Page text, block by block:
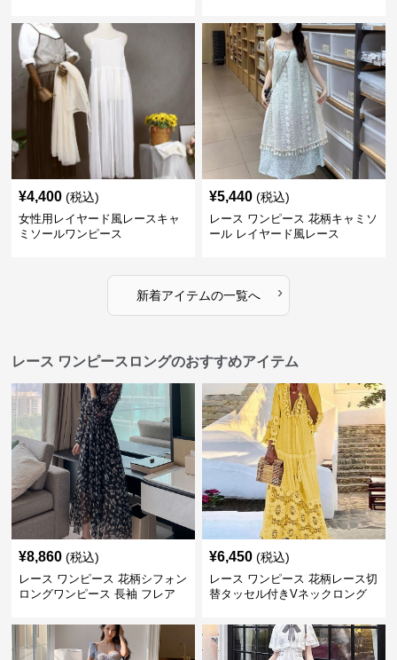
¥4,400 (税込)
女性用レイヤード風レースキャ
ミソールワンピース
¥5,440 (税込)
レース ワンピース 花柄キャミソ
ール レイヤード風レース
新着アイテムの一覧へ ›
レース ワンピースロングのおすすめアイテム
¥8,860 (税込)
レース ワンピース 花柄シフォン
ロングワンピース 長袖 フレア
¥6,450 (税込)
レース ワンピース 花柄レース切
替タッセル付きVネックロング